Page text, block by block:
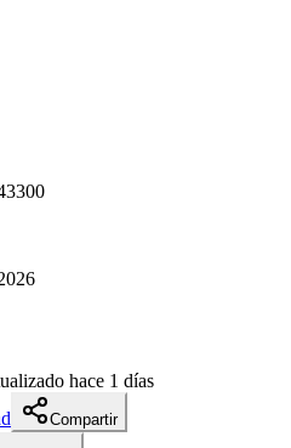
hace 1 días
Compartir